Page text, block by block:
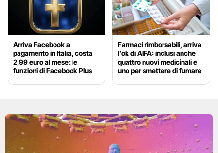
Arriva Facebook a
pagamento in Italia, costa
2,99 euro al mese: le
funzioni di Facebook Plus
Farmaci rimborsabili, arriva
l’ok di AIFA: inclusi anche
quattro nuovi medicinali e
uno per smettere di fumare